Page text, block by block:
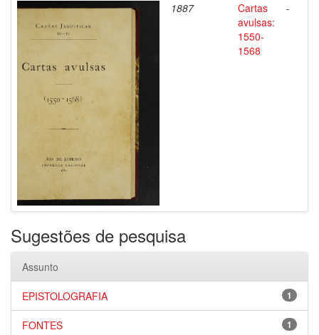
1887
Cartas
avulsas:
1550-
1568
-
Sugestões de pesquisa
Assunto
1
EPISTOLOGRAFIA
1
FONTES